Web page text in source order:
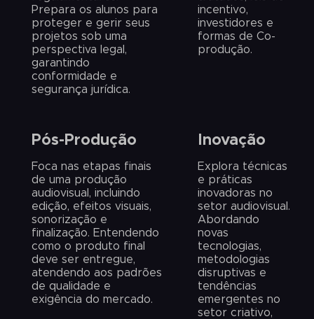
Prepara os alunos para
proteger e gerir seus
projetos sob uma
perspectiva legal,
garantindo
conformidade e
segurança jurídica.
incentivo,
investidores e
formas de Co-
produção.
Pós-Produção
Foca nas etapas finais
de uma produção
audiovisual, incluindo
edição, efeitos visuais,
sonorização e
finalização. Entendendo
como o produto final
deve ser entregue,
atendendo aos padrões
de qualidade e
exigência do mercado.
Inovação
Explora técnicas
e práticas
inovadoras no
setor audiovisual.
Abordando
novas
tecnologias,
metodologias
disruptivas e
tendências
emergentes no
setor criativo,